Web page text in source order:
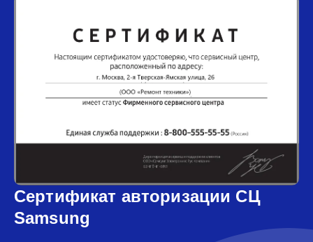
Сертификат авторизации СЦ
Samsung